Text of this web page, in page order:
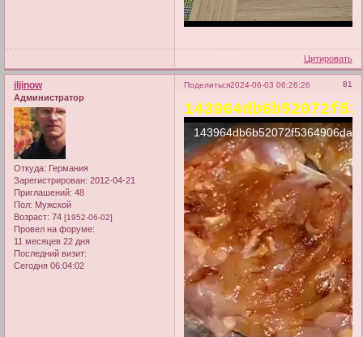
Цитировать
Поделиться 81
2024-06-03 06:26:26
iljinow
Администратор
Откуда: Германия
Зарегистрирован: 2012-04-21
Приглашений: 48
Пол: Мужской
Возраст: 74 [1952-06-02]
Провел на форуме:
11 месяцев 22 дня
Последний визит:
Сегодня 06:04:02